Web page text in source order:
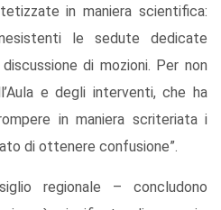
in maniera scientifica:
le sedute dedicate
di mozioni. Per non
e degli interventi, che ha
in maniera scriteriata i
di ottenere confusione”.
regionale – concludono